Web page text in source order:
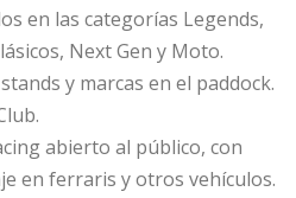
en las categorías Legends,
Next Gen y Moto.
y marcas en el paddock.
abierto al público, con
en ferraris y otros vehículos.